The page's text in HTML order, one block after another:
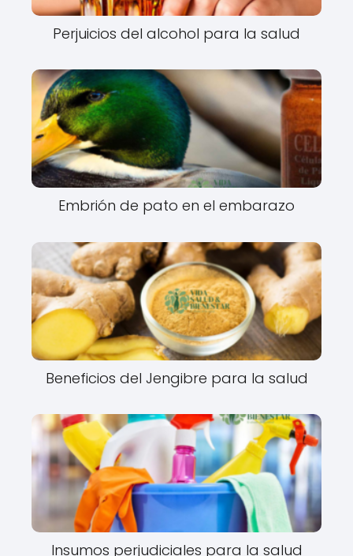
Perjuicios del alcohol para la salud
Embrión de pato en el embarazo
Beneficios del Jengibre para la salud
Insumos perjudiciales para la salud